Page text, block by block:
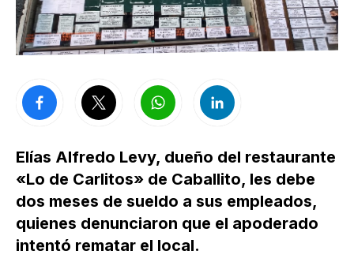
Elías Alfredo Levy, dueño del restaurante
«Lo de Carlitos» de Caballito, les debe
dos meses de sueldo a sus empleados,
quienes denunciaron que el apoderado
intentó rematar el local.